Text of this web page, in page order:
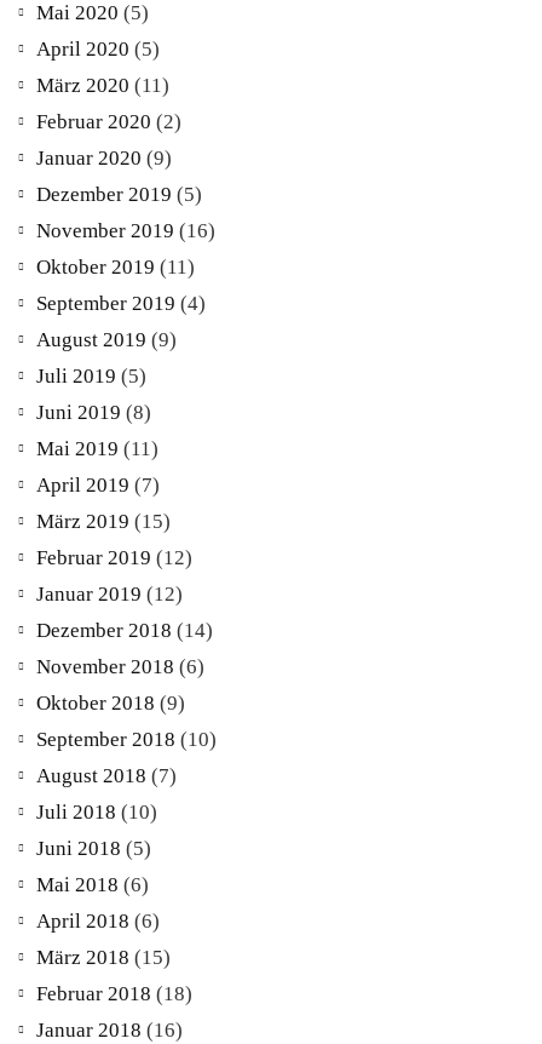
Mai 2020 (5)
April 2020 (5)
März 2020 (11)
Februar 2020 (2)
Januar 2020 (9)
Dezember 2019 (5)
November 2019 (16)
Oktober 2019 (11)
September 2019 (4)
August 2019 (9)
Juli 2019 (5)
Juni 2019 (8)
Mai 2019 (11)
April 2019 (7)
März 2019 (15)
Februar 2019 (12)
Januar 2019 (12)
Dezember 2018 (14)
November 2018 (6)
Oktober 2018 (9)
September 2018 (10)
August 2018 (7)
Juli 2018 (10)
Juni 2018 (5)
Mai 2018 (6)
April 2018 (6)
März 2018 (15)
Februar 2018 (18)
Januar 2018 (16)